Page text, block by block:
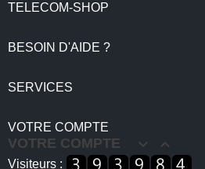
TELECOM-SHOP
BESOIN D'AIDE ?
SERVICES
VOTRE COMPTE
VOTRE COMPTE  
Visiteurs :